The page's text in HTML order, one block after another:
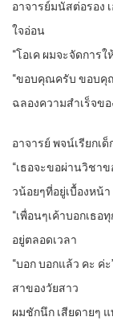
อาจารย์มนัสต่อรอง
ใจอ่อน
“โอเค ผมจะจัดการ
“ขอบคุณครับ ขอบคุ
ฉลองความสำเร็จขอ
อาจารย์ พจน์เรียกเ
“เธอจะขอผ่านวิชา
วน้อยๆที่อยู่เบื้องหน้
“เพื่อนๆเค้าบอกเธ
อยู่ตลอดเวลา
“บอก บอกแล้ว คะ ค่
สาของวัยสาว
ผมชักนึก เสียดายๆ